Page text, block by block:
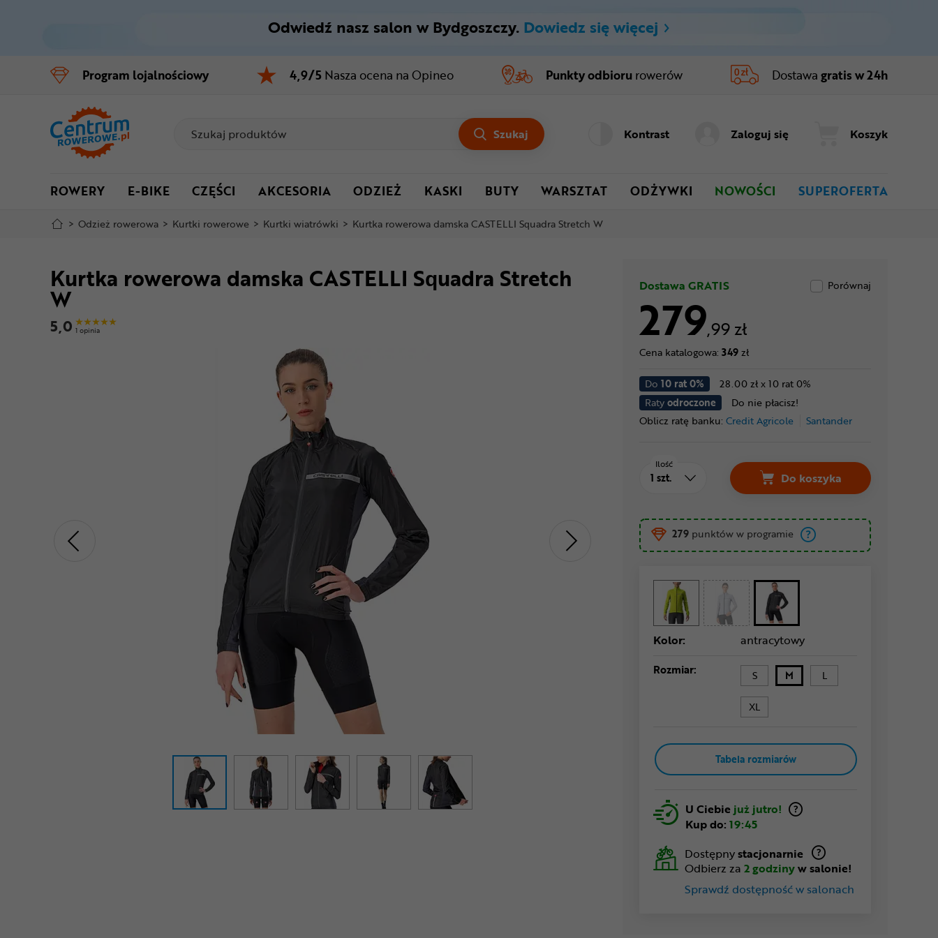
Menu główne
Informacje o produkcie
Do koszyka
Szczegółowe informacje
Mapa strony
Odwiedź nasz salon w Bydgoszczy. Dowiedz się więcej
Program lojalnościowy 4,9/5 Nasza ocena na Opineo Punkty odbioru rowerów Dostawa gratis w 24h
Szukaj Kontrast Zaloguj się Koszyk
ROWERY E-BIKE CZĘŚCI AKCESORIA ODZIEŻ KASKI BUTY WARSZTAT ODŻYWKI NOWOŚCI SUPEROFERTA
> Odzież rowerowa > Kurtki rowerowe > Kurtki wiatrówki > Kurtka rowerowa damska CASTELLI Squadra Stretch W
Kurtka rowerowa damska CASTELLI Squadra Stretch
W
5,0 1 opinia
Dostawa GRATIS Porównaj
279,99 zł
Cena katalogowa: 349zł
Do 10 rat 0%
28.00 zł x 10 rat 0%
Ratyodroczone
Do nie płacisz!
Oblicz ratę banku: Credit Agricole Santander
Ilość
Do koszyka
279 punktów w programie
Kolor: antracytowy
Rozmiar: S M L
XL
Tabela rozmiarów
U Ciebie już jutro!
Kup do: 19:45
Dostępnystacjonarnie
Odbierz za 2 godzinyw salonie!
Sprawdź dostępność w salonach